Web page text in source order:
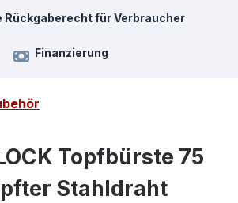
Rückgaberecht für Verbraucher
Finanzierung
Topfbürste 75
Stahldraht